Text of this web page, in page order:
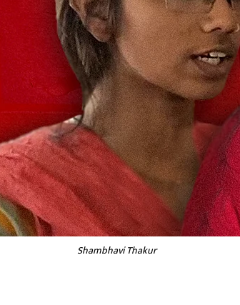
Shambhavi Thakur